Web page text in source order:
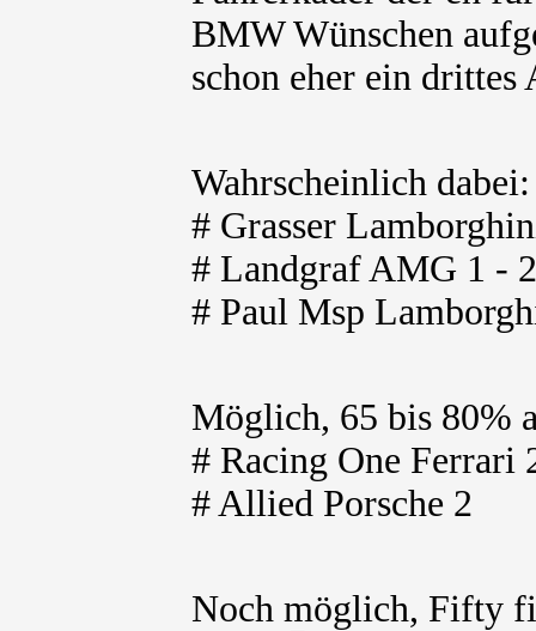
BMW Wünschen
schon eher ein
Wahrscheinlich
# Grasser
# Landgraf AMG 1 - 2
# Paul Msp
Möglich, 65 bis
# Racing One Ferrari
# Allied Porsche 2
Noch möglich,